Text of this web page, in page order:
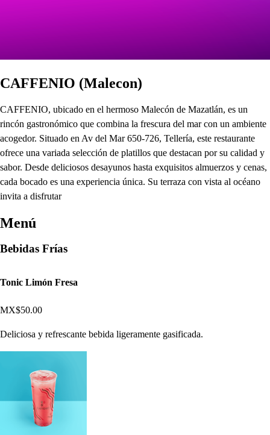
CAFFENIO (Malecon)
CAFFENIO, ubicado en el hermoso Malecón de Mazatlán, es un
rincón gastronómico que combina la frescura del mar con un ambiente
acogedor. Situado en Av del Mar 650-726, Tellería, este restaurante
ofrece una variada selección de platillos que destacan por su calidad y
sabor. Desde deliciosos desayunos hasta exquisitos almuerzos y cenas,
cada bocado es una experiencia única. Su terraza con vista al océano
invita a disfrutar
Menú
Bebidas Frías
Tonic Limón Fresa
MX$50.00
Deliciosa y refrescante bebida ligeramente gasificada.